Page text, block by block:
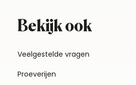
Bekijk ook
Veelgestelde vragen
Proeverijen